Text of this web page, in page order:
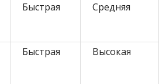
Быстрая Средняя
Быстрая Высокая